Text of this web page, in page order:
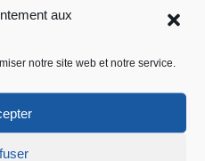
aux
notre site web et notre service.